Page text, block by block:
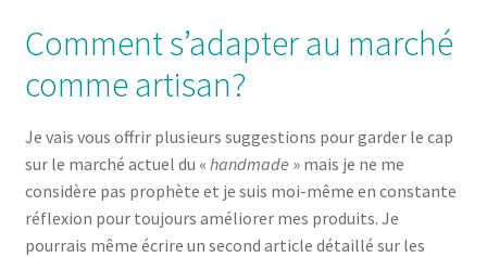
Comment s’adapter au marché
comme artisan?
Je vais vous offrir plusieurs suggestions pour garder le cap
sur le marché actuel du « handmade » mais je ne me
considère pas prophète et je suis moi-même en constante
réflexion pour toujours améliorer mes produits. Je
pourrais même écrire un second article détaillé sur les